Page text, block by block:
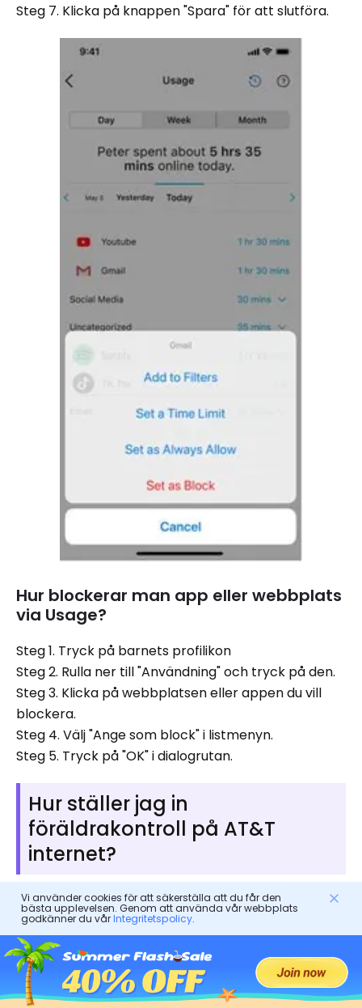
Steg 7. Klicka på knappen "Spara" för att slutföra.
Hur blockerar man app eller webbplats
via Usage?
Steg 1. Tryck på barnets profilikon
Steg 2. Rulla ner till "Användning" och tryck på den.
Steg 3. Klicka på webbplatsen eller appen du vill
blockera.
Steg 4. Välj "Ange som block" i listmenyn.
Steg 5. Tryck på "OK" i dialogrutan.
Hur ställer jag in
föräldrakontroll på AT&T
internet?
Att ställa in föräldrakontroll på AT&T internet är ett
viktigt steg för att säkerställa en klok och
åldersanpassad online för dina barn. Dessa
kontroller hjälp dig att hantera och övervaka ditt
barns internetanvändning online , inklusive men inte
Vi använder cookies för att säkerställa att du får den
bästa upplevelsen. Genom att använda vår webbplats
godkänner du vårIntegritetspolicy.